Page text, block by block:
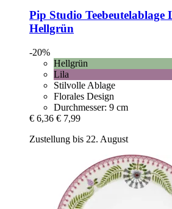
Pip Studio
Hellgrün
-20%
Hellgrün
Lila
Stilvolle Ablage
Florales Design
Durchmesser: 9 cm
€ 6,36 € 7,99
Zustellung bis 22. August